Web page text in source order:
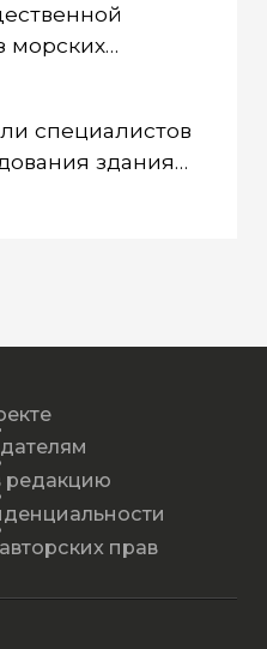
морских
специалистов
редакцию
прав